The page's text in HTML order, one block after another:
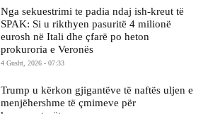
Nga sekuestrimi te padia ndaj ish-kreut të
SPAK: Si u rikthyen pasuritë 4 milionë
eurosh në Itali dhe çfarë po heton
prokuroria e Veronës
4 Gusht, 2026 - 07:33
Trump u kërkon gjigantëve të naftës uljen e
menjëhershme të çmimeve për